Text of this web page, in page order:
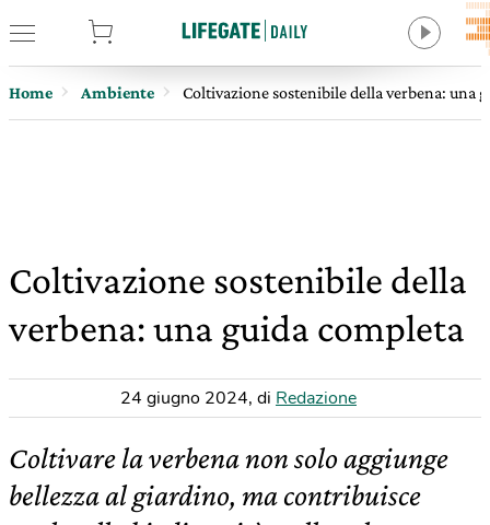
Home Ambiente Coltivazione sostenibile della verbena: una
Coltivazione sostenibile della
verbena: una guida completa
24 giugno 2024, di Redazione
Coltivare la verbena non solo aggiunge
bellezza al giardino, ma contribuisce